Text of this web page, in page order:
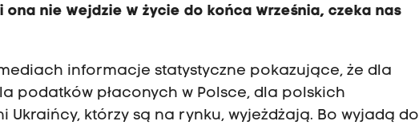
nie wejdzie w życie do końca września, czeka nas
informacje statystyczne pokazujące, że dla
podatków płaconych w Polsce, dla polskich
którzy są na rynku, wyjeżdżają. Bo wyjadą do